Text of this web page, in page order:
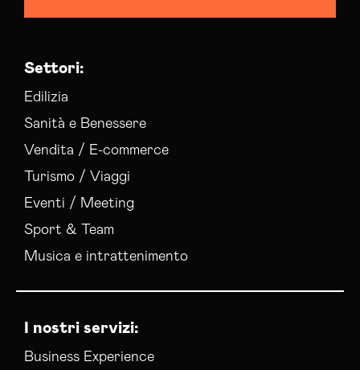
Settori:
Edilizia
Sanità e Benessere
Vendita / E-commerce
Turismo / Viaggi
Eventi / Meeting
Sport & Team
Musica e intrattenimento
I nostri servizi:
Business Experience